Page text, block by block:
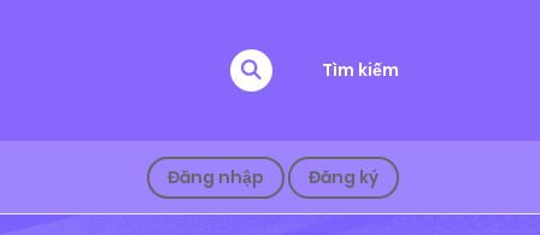
Tìm kiếm
Đăng nhập Đăng ký